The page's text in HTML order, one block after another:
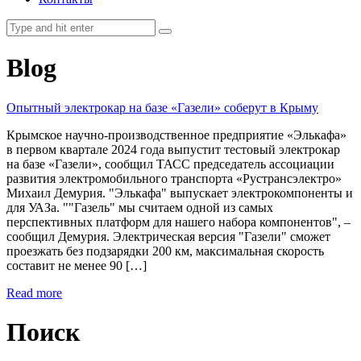
Blog
Опытный электрокар на базе «Газели» соберут в Крыму
Крымское научно-производственное предприятие «Элькафа»
в первом квартале 2024 года выпустит тестовый электрокар
на базе «Газели», сообщил ТАСС председатель ассоциации
развития электромобильного транспорта «Рустрансэлектро»
Михаил Демурия. "Элькафа" выпускает электрокомпоненты и
для УАЗа. ""Газель" мы считаем одной из самых
перспективных платформ для нашего набора компонентов", –
сообщил Демурия. Электрическая версия "Газели" сможет
проезжать без подзарядки 200 км, максимальная скорость
составит не менее 90 […]
Read more
Поиск